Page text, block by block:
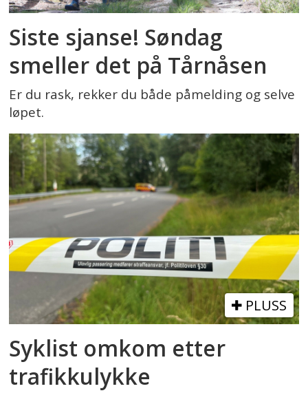
Siste sjanse! Søndag
smeller det på Tårnåsen
Er du rask, rekker du både påmelding og selve
løpet.
PLUSS
Syklist omkom etter
trafikkulykke